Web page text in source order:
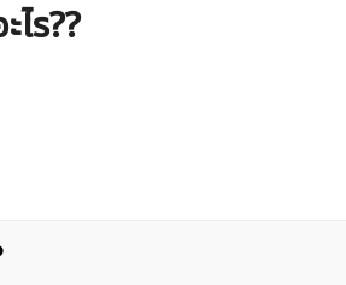
ร??